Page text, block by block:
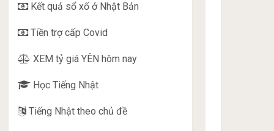
Kết quả sổ xố ở Nhật Bản
Tiền trợ cấp Covid
XEM tỷ giá YÊN hôm nay
Học Tiếng Nhật
Tiếng Nhật theo chủ đề